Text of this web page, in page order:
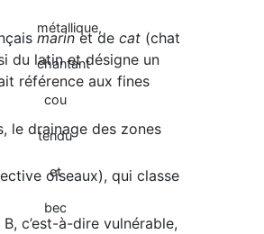
marinet de cat (chat
du latin et désigne un
référence aux fines
le drainage des zones
oiseaux), qui classe
c’est-à-dire vulnérable,